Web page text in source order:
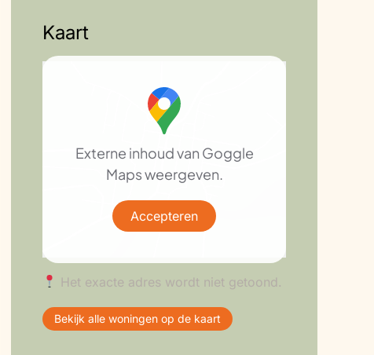
Kaart
Externe inhoud van Goggle
Maps weergeven.
Accepteren
Het exacte adres wordt niet getoond.
Bekijk alle woningen op de kaart